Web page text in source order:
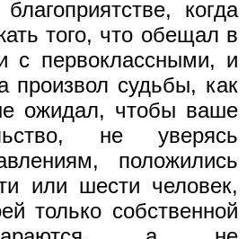
когда
того, что обещал в
с первоклассными, и
произвол судьбы, как
ожидал, чтобы ваше
не уверясь
положились
или шести человек,
только собственной